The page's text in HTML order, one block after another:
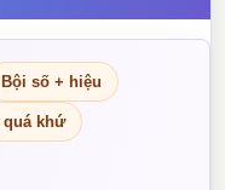
Bội số + hiệu
quá khứ